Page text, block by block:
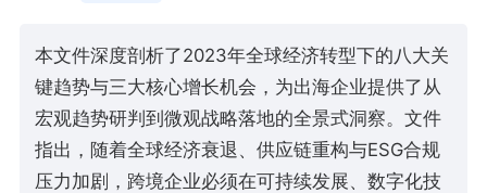
本文件深度剖析了2023年全球经济转型下的八大关
键趋势与三大核心增长机会，为出海企业提供了从
宏观趋势研判到微观战略落地的全景式洞察。文件
指出，随着全球经济衰退、供应链重构与ESG合规
压力加剧，跨境企业必须在可持续发展、数字化技